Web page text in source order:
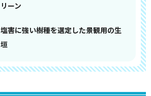
リーン
塩害に強い樹種を選定した景観用の生
垣